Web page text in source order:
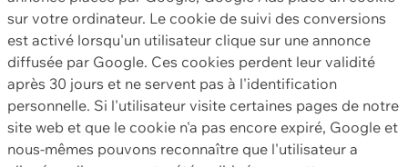
sur votre ordinateur. Le cookie de suivi des conversions
est activé lorsqu'un utilisateur clique sur une annonce
diffusée par Google. Ces cookies perdent leur validité
après 30 jours et ne servent pas à l'identification
personnelle. Si l'utilisateur visite certaines pages de notre
site web et que le cookie n'a pas encore expiré, Google et
nous-mêmes pouvons reconnaître que l'utilisateur a